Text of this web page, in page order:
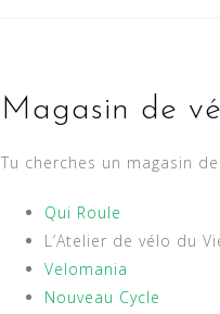
Magasin de
Tu cherches un magasin
Qui Roule
L’Atelier de vélo du
Velomania
Nouveau Cycle